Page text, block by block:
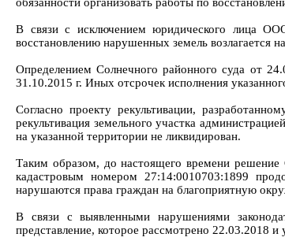
В связи с исключением юридического лица
восстановлению нарушенных земель возлагается
Определением Солнечного районного суда от
31.10.2015 г. Иных отсрочек исполнения
Согласно проекту рекультивации,
рекультивация земельного участка
на указанной территории не ликвидирован.
Таким образом, до настоящего времени решение
кадастровым номером 27:14:0010703:1899
нарушаются права граждан на благоприятную
В связи с выявленными нарушениями
представление, которое рассмотрено 22.03.2018 и